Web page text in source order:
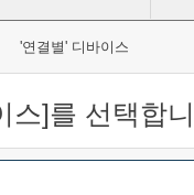
'연결별' 디바이스
스]를 선택합